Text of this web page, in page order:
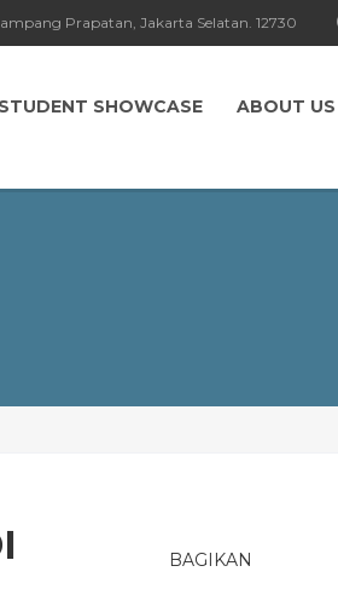
Prapatan, Jakarta Selatan. 12730
STUDENT SHOWCASE ABOUT US
BAGIKAN